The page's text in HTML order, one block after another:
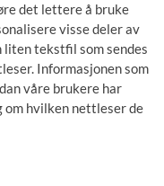
det lettere å bruke
visse deler av
liten tekstfil som sendes
Informasjonen som
våre brukere har
om hvilken nettleser de